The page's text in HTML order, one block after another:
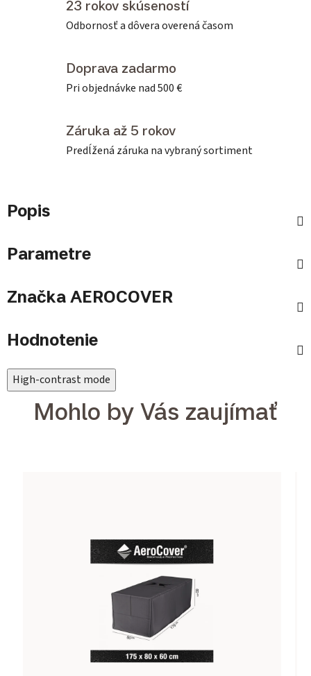
23 rokov skúseností
Odbornosť a dôvera overená časom
Doprava zadarmo
Pri objednávke nad 500 €
Záruka až 5 rokov
Predĺžená záruka na vybraný sortiment
Popis
Parametre
Značka AEROCOVER
Hodnotenie
High-contrast mode
Mohlo by Vás zaujímať